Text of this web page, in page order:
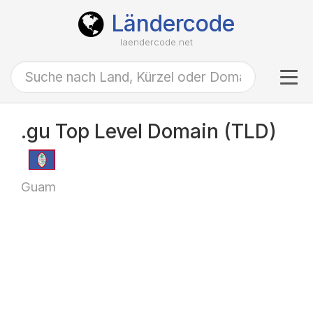
Ländercode
laendercode.net
.gu Top Level Domain (TLD)
Guam